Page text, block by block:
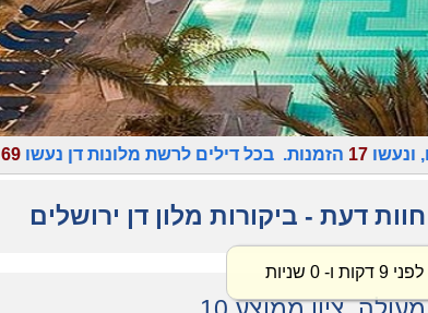
ונעשו17 הזמנות. בכל דילים לרשת מלונות דן נעשו69
חוות דעת - ביקורות מלון דן ירושלים
שניות